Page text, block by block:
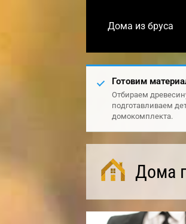
Дома из бруса
Готовим
Отбираем
подготавливаем
домокомплекта.
Дома